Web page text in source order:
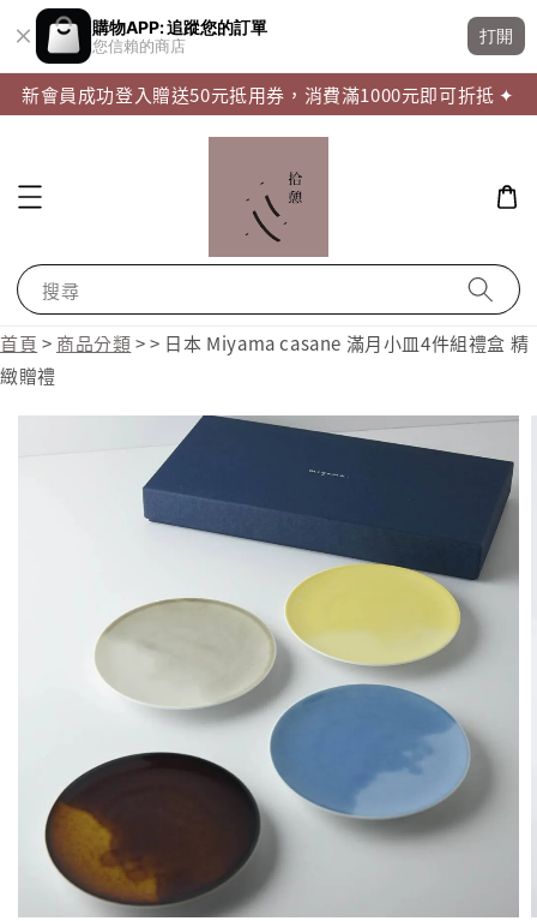
購物APP: 追蹤您的訂單
您信賴的商店
打開
新會員成功登入贈送50元抵用券，消費滿1000元即可折抵 ✦
搜尋
首頁 > 商品分類>> 日本 Miyama casane 滿月小皿4件組禮盒 精
緻贈禮